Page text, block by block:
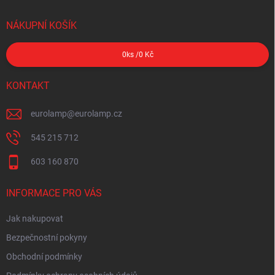
NÁKUPNÍ KOŠÍK
0 ks /0 Kč
KONTAKT
eurolamp@eurolamp.cz
545 215 712
603 160 870
INFORMACE PRO VÁS
Jak nakupovat
Bezpečnostní pokyny
Obchodní podmínky